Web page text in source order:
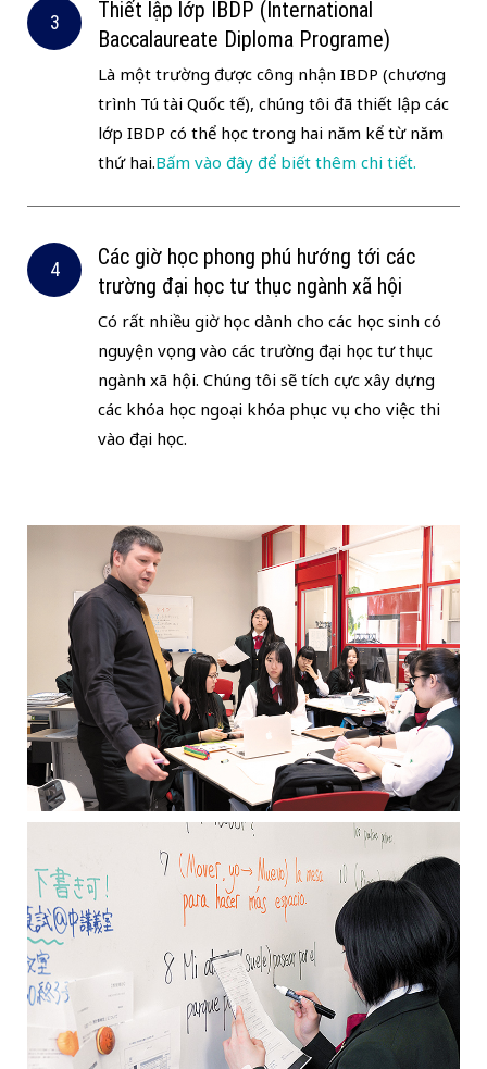
Thiết lập lớp IBDP (International
Baccalaureate Diploma Programe)
Là một trường được công nhận IBDP (chương
trình Tú tài Quốc tế), chúng tôi đã thiết lập các
lớp IBDP có thể học trong hai năm kể từ năm
thứ hai.Bấm vào đây để biết thêm chi tiết.
Các giờ học phong phú hướng tới các
trường đại học tư thục ngành xã hội
Có rất nhiều giờ học dành cho các học sinh có
nguyện vọng vào các trường đại học tư thục
ngành xã hội. Chúng tôi sẽ tích cực xây dựng
các khóa học ngoại khóa phục vụ cho việc thi
vào đại học.